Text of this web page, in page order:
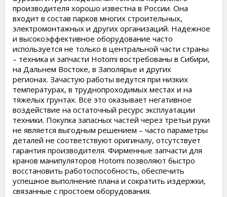
производителя хорошо известна в России. Она
входит в состав парков многих строительных,
электромонтажных и других организаций. Надежное
и высокоэффективное оборудование часто
используется не только в центральной части страны
– техника и запчасти Hotomi востребованы в Сибири,
на Дальнем Востоке, в Заполярье и других
регионах. Зачастую работы ведутся при низких
температурах, в труднопроходимых местах и на
тяжелых грунтах. Все это оказывает негативное
воздействие на остаточный ресурс эксплуатации
техники. Покупка запасных частей через третьи руки
не является выгодным решением – часто параметры
деталей не соответствуют оригиналу, отсутствует
гарантия производителя. Фирменные запчасти для
кранов манипуляторов Hotomi позволяют быстро
восстановить работоспособность, обеспечить
успешное выполнение плана и сократить издержки,
связанные с простоем оборудования.